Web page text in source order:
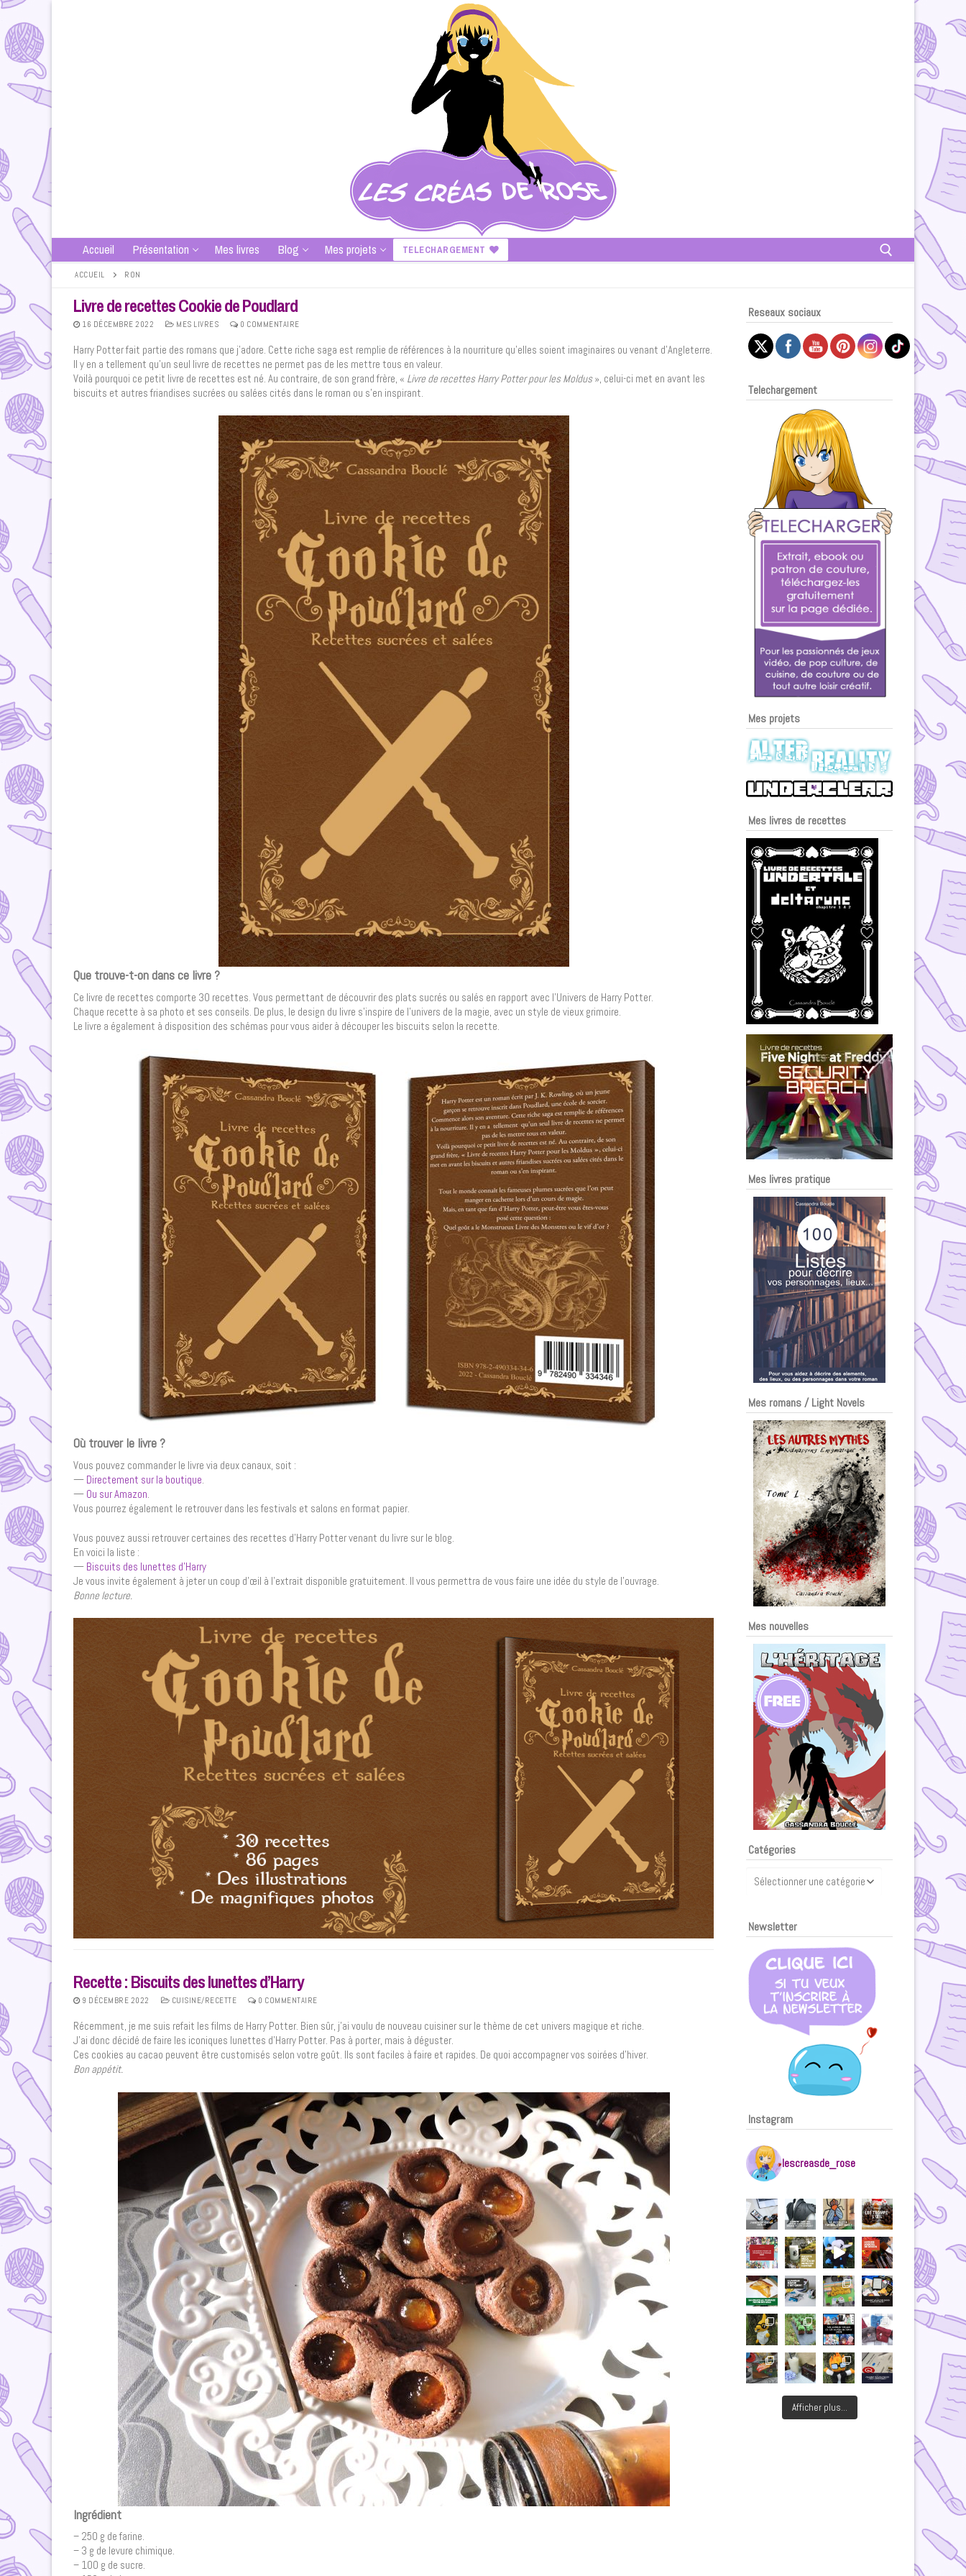
Accueil Présentation Mes livres Blog Mes projets TELECHARGEMENT
ACCUEIL RON
Livre de recettes Cookie de Poudlard
16 DÉCEMBRE 2022 MES LIVRES 0 COMMENTAIRE
Harry Potter fait partie des romans que j’adore. Cette riche saga est remplie de références à la nourriture qu’elles soient imaginaires ou venant d’Angleterre.
Il y en a tellement qu’un seul livre de recettes ne permet pas de les mettre tous en valeur.
Voilà pourquoi ce petit livre de recettes est né. Au contraire, de son grand frère, « Livre de recettes Harry Potter pour les Moldus», celui-ci met en avant les
biscuits et autres friandises sucrées ou salées cités dans le roman ou s’en inspirant.
Que trouve-t-on dans ce livre ?
Ce livre de recettes comporte 30 recettes. Vous permettant de découvrir des plats sucrés ou salés en rapport avec l’Univers de Harry Potter.
Chaque recette à sa photo et ses conseils. De plus, le design du livre s’inspire de l’univers de la magie, avec un style de vieux grimoire.
Le livre a également à disposition des schémas pour vous aider à découper les biscuits selon la recette.
Où trouver le livre ?
Vous pouvez commander le livre via deux canaux, soit :
— Directement sur la boutique.
— Ou sur Amazon.
Vous pourrez également le retrouver dans les festivals et salons en format papier.
Vous pouvez aussi retrouver certaines des recettes d’Harry Potter venant du livre sur le blog.
En voici la liste :
— Biscuits des lunettes d’Harry
Je vous invite également à jeter un coup d’œil à l’extrait disponible gratuitement. Il vous permettra de vous faire une idée du style de l’ouvrage.
Bonne lecture.
Recette : Biscuits des lunettes d’Harry
9 DÉCEMBRE 2022 CUISINE/RECETTE 0 COMMENTAIRE
Récemment, je me suis refait les films de Harry Potter. Bien sûr, j’ai voulu de nouveau cuisiner sur le thème de cet univers magique et riche.
J’ai donc décidé de faire les iconiques lunettes d’Harry Potter. Pas à porter, mais à déguster.
Ces cookies au cacao peuvent être customisés selon votre goût. Ils sont faciles à faire et rapides. De quoi accompagner vos soirées d’hiver.
Bon appétit.
Ingrédient
– 250 g de farine.
– 3 g de levure chimique.
– 100 g de sucre.
Reseaux sociaux
Telechargement
Mes projets
Mes livres de recettes
Mes livres pratique
Mes romans / Light Novels
Mes nouvelles
Catégories
Newsletter
Instagram
lescreasde_rose
Afficher plus...